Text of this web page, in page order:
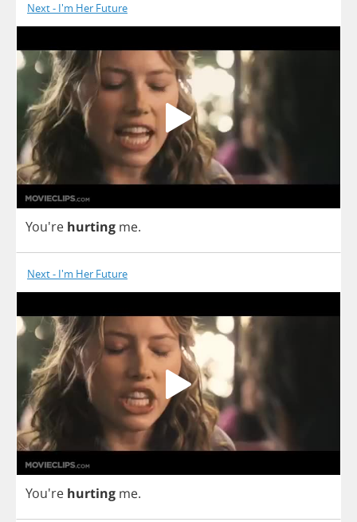
Next - I'm Her Future
You're hurting me.
Next - I'm Her Future
You're hurting me.